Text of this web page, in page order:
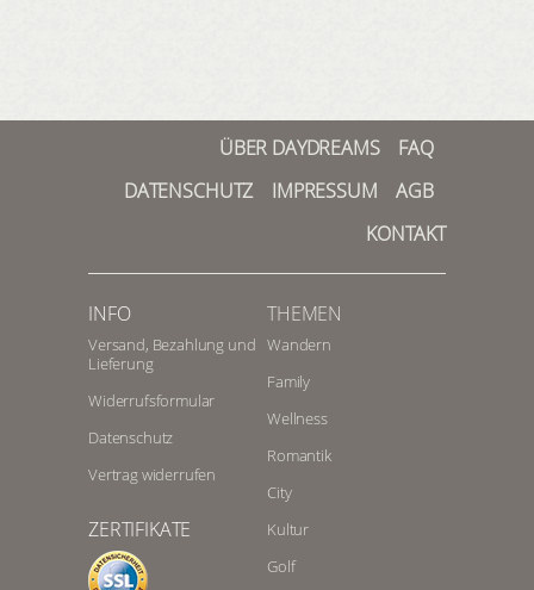
ÜBER DAYDREAMS
FAQ
DATENSCHUTZ
IMPRESSUM
AGB
KONTAKT
INFO
Versand, Bezahlung und
Lieferung
Widerrufsformular
Datenschutz
Vertrag widerrufen
ZERTIFIKATE
THEMEN
Wandern
Family
Wellness
Romantik
City
Kultur
Golf